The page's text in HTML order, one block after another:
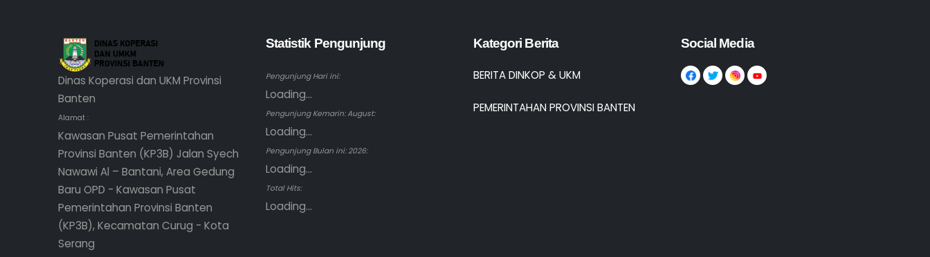
Dinas Koperasi dan UKM Provinsi
Banten
Alamat :
Kawasan Pusat Pemerintahan
Provinsi Banten (KP3B) Jalan Syech
Nawawi Al – Bantani, Area Gedung
Baru OPD - Kawasan Pusat
Pemerintahan Provinsi Banten
(KP3B), Kecamatan Curug - Kota
Serang
Statistik Pengunjung
Pengunjung Hari ini:
Loading...
Pengunjung Kemarin: August:
Loading...
Pengunjung Bulan ini: 2026:
Loading...
Total Hits:
Loading...
Kategori Berita
BERITA DINKOP & UKM
PEMERINTAHAN PROVINSI BANTEN
Social Media